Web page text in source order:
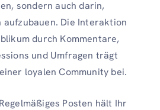
sondern auch darin,
aufzubauen. Die Interaktion
durch Kommentare,
und Umfragen trägt
loyalen Community bei.
Regelmäßiges Posten hält Ihr